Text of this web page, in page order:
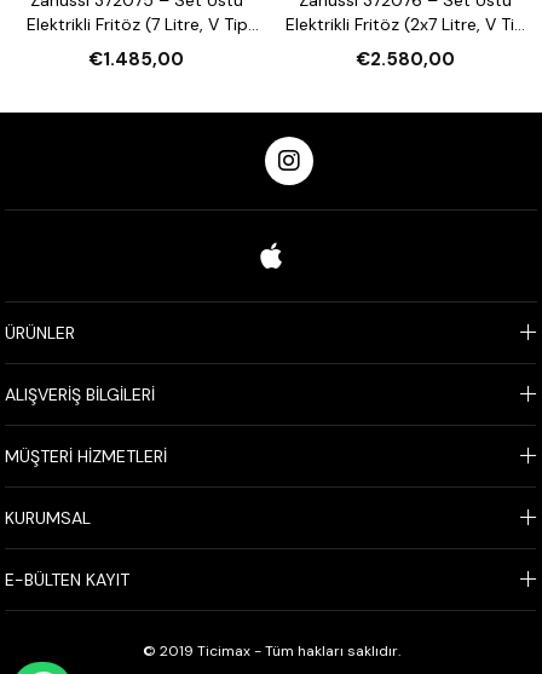
Elektrikli Fritöz (7 Litre, V Tip
Hazneli)
€1.485,00
Elektrikli Fritöz (2x7 Litre, V Tip
Hazneli)
€2.580,00
ÜRÜNLER
ALIŞVERİŞ BİLGİLERİ
MÜŞTERİ HİZMETLERİ
KURUMSAL
E-BÜLTEN KAYIT
© 2019 Ticimax - Tüm hakları saklıdır.